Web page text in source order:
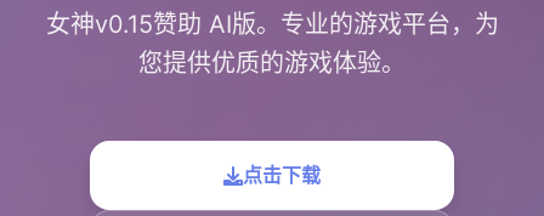
女神v0.15赞助 AI版。专业的游戏平台，为
您提供优质的游戏体验。
点击下载